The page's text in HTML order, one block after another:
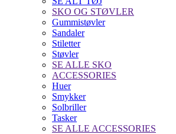
SKO OG STØVLER
Gummistøvler
Sandaler
Stiletter
Støvler
SE ALLE SKO
ACCESSORIES
Huer
Smykker
Solbriller
Tasker
SE ALLE ACCESSORIES